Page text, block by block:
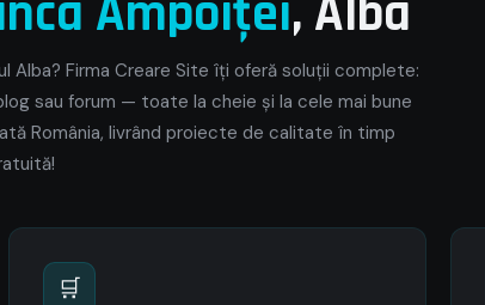
Ampoiţei, Alba
Alba? Firma Creare Site îți oferă soluții complete:
sau forum — toate la cheie și la cele mai bune
România, livrând proiecte de calitate în timp
🛒